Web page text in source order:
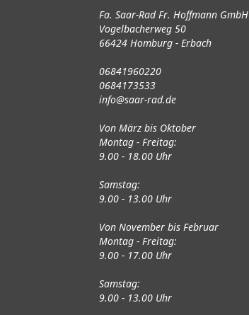
Fa. Saar-Rad Fr. Hoffmann GmbH
Vogelbacherweg 50
66424 Homburg - Erbach
06841960220
0684173533
info@saar-rad.de
Von März bis Oktober
Montag - Freitag:
9.00 - 18.00 Uhr
Samstag:
9.00 - 13.00 Uhr
Von November bis Februar
Montag - Freitag:
9.00 - 17.00 Uhr
Samstag:
9.00 - 13.00 Uhr